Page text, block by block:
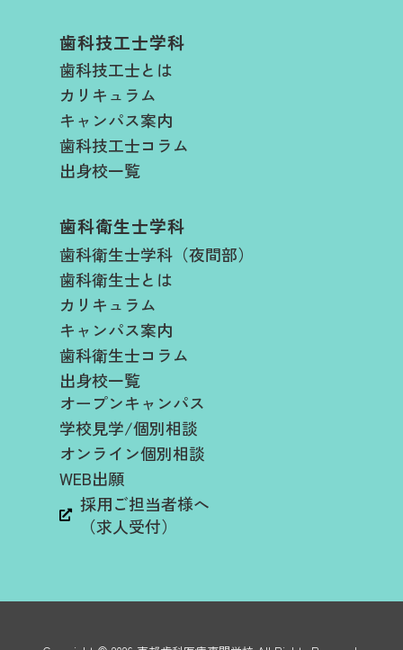
歯科技工士学科
歯科技工士とは
カリキュラム
キャンパス案内
歯科技工士コラム
出身校一覧
歯科衛生士学科
歯科衛生士学科（夜間部）
歯科衛生士とは
カリキュラム
キャンパス案内
歯科衛生士コラム
出身校一覧
オープンキャンパス
学校見学/個別相談
オンライン個別相談
WEB出願
採用ご担当者様へ
（求人受付）